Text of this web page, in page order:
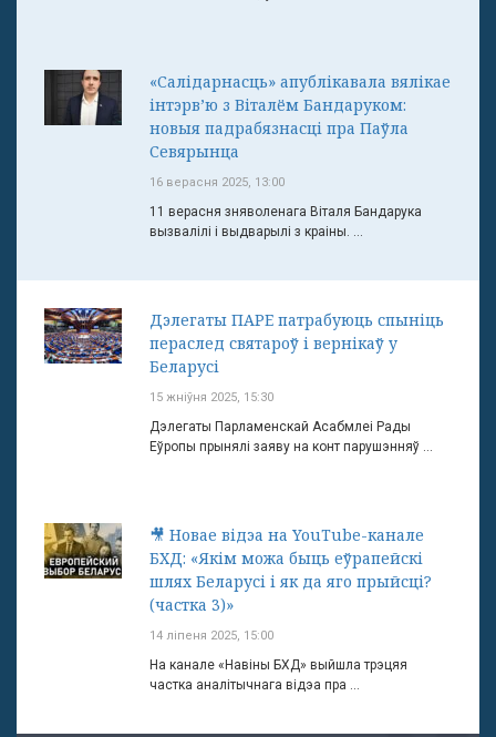
«Салідарнасць» апублікавала вялікае
інтэрв’ю з Віталём Бандаруком:
новыя падрабязнасці пра Паўла
Севярынца
16 верасня 2025, 13:00
11 верасня зняволенага Віталя Бандарука
вызвалілі і выдварылі з краіны. ...
Дэлегаты ПАРЕ патрабуюць спыніць
пераслед святароў і вернікаў у
Беларусі
15 жніўня 2025, 15:30
Дэлегаты Парламенскай Асабмлеі Рады
Еўропы прынялі заяву на конт парушэнняў ...
🎥 Новае відэа на YouTube-канале
БХД: «Якім можа быць еўрапейскі
шлях Беларусі і як да яго прыйсці?
(частка 3)»
14 ліпеня 2025, 15:00
На канале «Навіны БХД» выйшла трэцяя
частка аналітычнага відэа пра ...